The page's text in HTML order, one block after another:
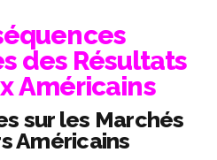
des Résultats
Américains
sur les Marchés
Américains